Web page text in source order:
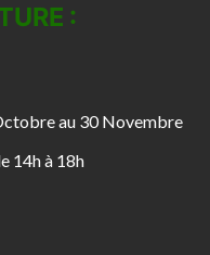
:
au 30 Novembre
14h à 18h